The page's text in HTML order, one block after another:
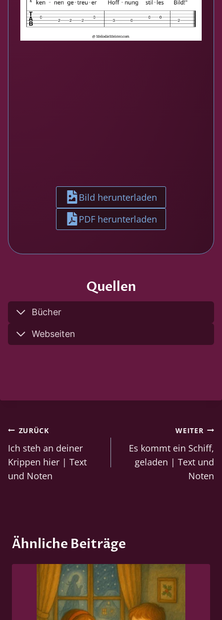
Bild herunterladen
PDF herunterladen
Quellen
Bücher
Webseiten
Beitragsnavigation
ZURÜCK
Ich steh an deiner
Krippen hier | Text
und Noten
WEITER
Es kommt ein Schiff,
geladen | Text und
Noten
Ähnliche Beiträge